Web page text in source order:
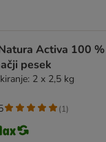
Activa 100 %
pesek
2 x 2,5 kg
(1)